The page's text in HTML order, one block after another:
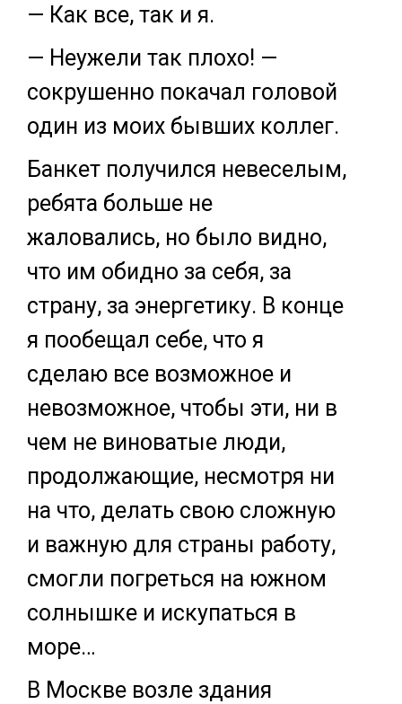
— Как все, так и я.
— Неужели так плохо! —
сокрушенно покачал головой
один из моих бывших коллег.
Банкет получился невеселым,
ребята больше не
жаловались, но было видно,
что им обидно за себя, за
страну, за энергетику. В конце
я пообещал себе, что я
сделаю все возможное и
невозможное, чтобы эти, ни в
чем не виноватые люди,
продолжающие, несмотря ни
на что, делать свою сложную
и важную для страны работу,
смогли погреться на южном
солнышке и искупаться в
море…
В Москве возле здания